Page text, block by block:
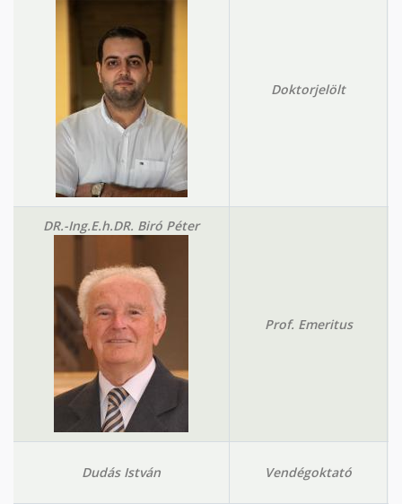
Doktorjelölt
DR.-Ing.E.h.DR. Biró Péter
Prof. Emeritus
Dudás István Vendégoktató